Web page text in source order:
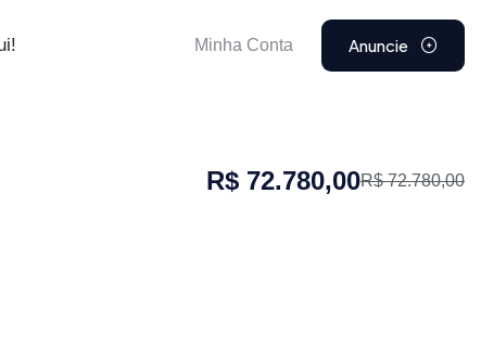
Minha Conta Anuncie
R$ 72.780,00R$ 72.780,00